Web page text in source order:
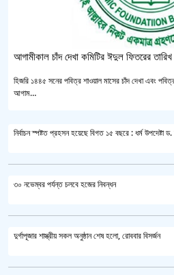
আগামীকাল চাঁদ দেখা কমিটির ঈদুল ফিতরের তারিখ
হিজরি ১৪৪৫ সনের পবিত্র শাওয়াল মাসের চাঁদ দেখা এবং
আগাম…
নির্বাচন স্পষ্টত প্রহসন হয়েছে বিগত ১৫ বছরে : ধর্ম
৩০ নভেম্বর পর্যন্ত চলবে হজের নিবন্ধন
দুর্গাপূজার শাস্ত্রীয় সকল অনুষ্ঠান শেষ হলো, রোববার বিসর্জন